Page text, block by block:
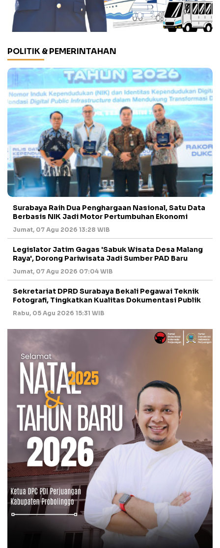
POLITIK & PEMERINTAHAN
Surabaya Raih Dua Penghargaan Nasional, Satu Data
Berbasis NIK Jadi Motor Pertumbuhan Ekonomi
Jumat, 07 Agu 2026 13:28 WIB
Legislator Jatim Gagas 'Sabuk Wisata Desa Malang
Raya', Dorong Pariwisata Jadi Sumber PAD Baru
Jumat, 07 Agu 2026 07:04 WIB
Sekretariat DPRD Surabaya Bekali Pegawai Teknik
Fotografi, Tingkatkan Kualitas Dokumentasi Publik
Rabu, 05 Agu 2026 15:31 WIB